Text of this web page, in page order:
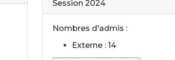
Session 2024
Nombres d'admis :
Externe : 14